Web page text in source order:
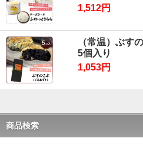
1,512円
（常温）ぶす
5個入り
1,053円
商品検索